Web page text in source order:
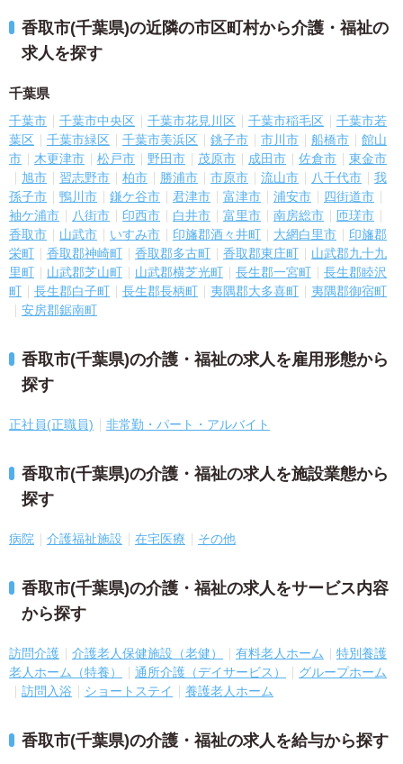
香取市(千葉県)の近隣の市区町村から介護・福祉の
求人を探す
千葉県
千葉市 千葉市中央区 千葉市花見川区 千葉市稲毛区
千葉市若
葉区
千葉市緑区 千葉市美浜区 銚子市 市川市 船橋市
館山
市
木更津市 松戸市 野田市 茂原市 成田市 佐倉市
東金市
旭市
習志野市 柏市 勝浦市 市原市 流山市 八千代市
我
孫子市
鴨川市 鎌ケ谷市 君津市 富津市 浦安市
四街道市
袖ケ浦市
八街市 印西市 白井市 富里市 南房総市
匝瑳市
香取市
山武市 いすみ市 印旛郡酒々井町 大網白里市
印旛郡
栄町
香取郡神崎町 香取郡多古町 香取郡東庄町
山武郡九十九
里町
山武郡芝山町 山武郡横芝光町 長生郡一宮町
長生郡睦沢
町
長生郡白子町 長生郡長柄町 夷隅郡大多喜町
夷隅郡御宿町
安房郡鋸南町
香取市(千葉県)の介護・福祉の求人を雇用形態から
探す
正社員(正職員) 非常勤・パート・アルバイト
香取市(千葉県)の介護・福祉の求人を施設業態から
探す
病院 介護福祉施設 在宅医療 その他
香取市(千葉県)の介護・福祉の求人をサービス内容
から探す
訪問介護 介護老人保健施設（老健） 有料老人ホーム
特別養護
老人ホーム（特養）
通所介護（デイサービス）
グループホーム
訪問入浴
ショートステイ 養護老人ホーム
香取市(千葉県)の介護・福祉の求人を給与から探す